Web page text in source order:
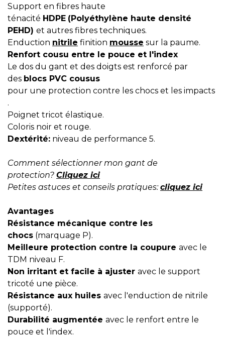
Support en fibres haute
ténacité HDPE (Polyéthylène haute densité
PEHD) et autres fibres techniques.
Enduction nitrile finition mousse sur la paume.
Renfort cousu entre le pouce et l'index
Le dos du gant et des doigts est renforcé par
des blocs PVC cousus
pour une protection contre les chocs et les impacts
.
Poignet tricot élastique.
Coloris noir et rouge.
Dextérité: niveau de performance 5.
Comment sélectionner mon gant de
protection? Cliquez ici
Petites astuces et conseils pratiques:cliquez ici
Avantages
Résistance mécanique contre les
chocs (marquage P).
Meilleure protection contre la coupure avec le
TDM niveau F.
Non irritant et facile à ajuster avec le support
tricoté une pièce.
Résistance aux huiles avec l'enduction de nitrile
(supporté).
Durabilité augmentée avec le renfort entre le
pouce et l'index.